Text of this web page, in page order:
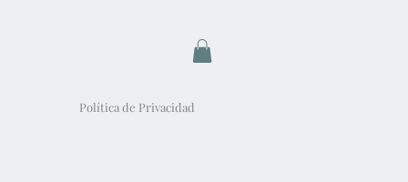
Política de Privacidad